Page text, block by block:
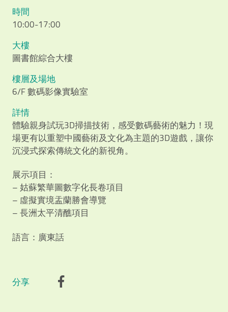
時間
10:00-17:00
大樓
圖書館綜合大樓
樓層及場地
6/F 數碼影像實驗室
詳情
體驗親身試玩3D掃描技術，感受數碼藝術的魅力！現
場更有以重塑中國藝術及文化為主題的3D遊戲，讓你
沉浸式探索傳統文化的新視角。
展示項目：
– 姑蘇繁華圖數字化長卷項目
– 虛擬實境盂蘭勝會導覽
– 長洲太平清醮項目
語言：廣東話
分享